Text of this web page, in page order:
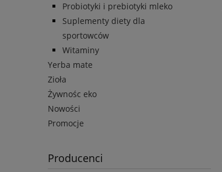
Probiotyki i prebiotyki mleko
Suplementy diety dla
sportowców
Witaminy
Yerba mate
Zioła
Żywnośc eko
Nowości
Promocje
Producenci